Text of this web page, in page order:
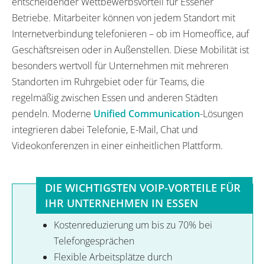
Betriebe. Mitarbeiter können von jedem Standort mit
Internetverbindung telefonieren – ob im Homeoffice, auf
Geschäftsreisen oder in Außenstellen. Diese Mobilität ist
besonders wertvoll für Unternehmen mit mehreren
Standorten im Ruhrgebiet oder für Teams, die
regelmäßig zwischen Essen und anderen Städten
pendeln. Moderne Unified Communication-Lösungen
integrieren dabei Telefonie, E-Mail, Chat und
Videokonferenzen in einer einheitlichen Plattform.
DIE WICHTIGSTEN VOIP-VORTEILE FÜR
IHR UNTERNEHMEN IN ESSEN
Kostenreduzierung um bis zu 70% bei
Telefongesprächen
Flexible Arbeitsplätze durch